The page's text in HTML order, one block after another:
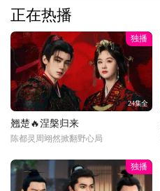
正在热播
独播
24集全
翘楚🔥涅槃归来
陈都灵周翊然掀翻野心局
独播